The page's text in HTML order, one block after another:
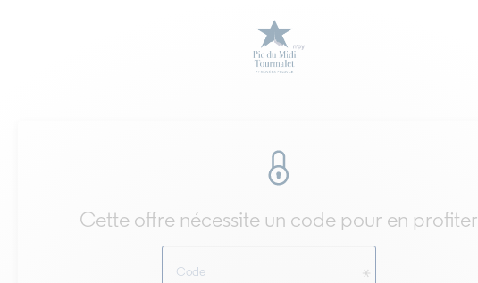
Cette offre nécessite un code pour en profiter
Code